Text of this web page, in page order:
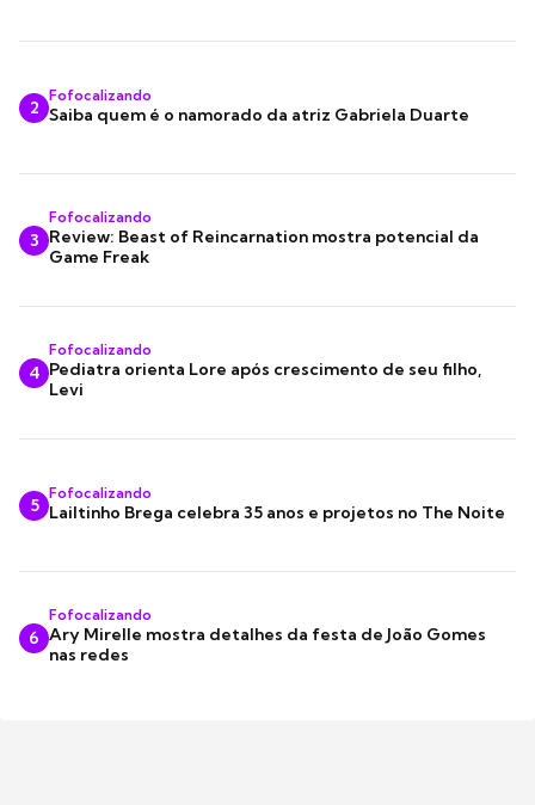
2
Fofocalizando
Saiba quem é o namorado da atriz Gabriela Duarte
3
Fofocalizando
Review: Beast of Reincarnation mostra potencial da
Game Freak
4
Fofocalizando
Pediatra orienta Lore após crescimento de seu filho,
Levi
5
Fofocalizando
Lailtinho Brega celebra 35 anos e projetos no The Noite
6
Fofocalizando
Ary Mirelle mostra detalhes da festa de João Gomes
nas redes